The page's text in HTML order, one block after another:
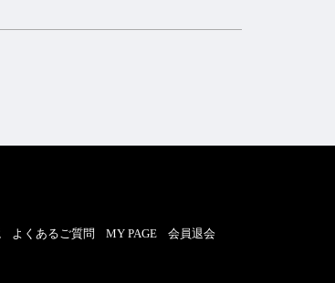
よくあるご質問 MY PAGE 会員退会